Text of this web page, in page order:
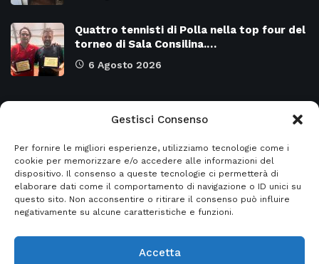
Gestisci Consenso
Per fornire le migliori esperienze, utilizziamo tecnologie come i
cookie per memorizzare e/o accedere alle informazioni del
dispositivo. Il consenso a queste tecnologie ci permetterà di
elaborare dati come il comportamento di navigazione o ID unici su
questo sito. Non acconsentire o ritirare il consenso può influire
negativamente su alcune caratteristiche e funzioni.
Accetta
Quattro tennisti di Polla nella top four del
torneo di Sala Consilina.…
6 Agosto 2026
Attualità 8966
Cronaca 6472
Primo piano 5953
SALERNO e Provincia 4128
Regione CAMPANIA
Regione BASILICATA